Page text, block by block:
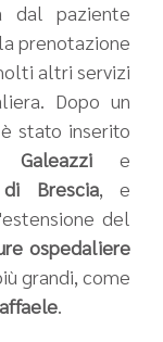
dal paziente
prenotazione
altri servizi
Dopo un
stato inserito
e
Brescia, e
del
ospedaliere
grandi, come
.